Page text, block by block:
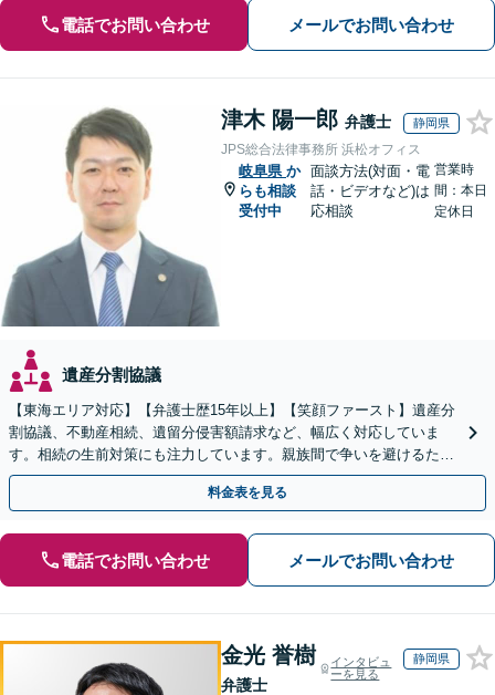
電話でお問い合わせ メールでお問い合わせ
津木 陽一郎 弁護士 静岡県
JPS総合法律事務所 浜松オフィス
岐阜県 か
らも相談
受付中
面談方法(対面・電
話・ビデオなど)は
応相談
営業時
間：本日
定休日
遺産分割協議
【東海エリア対応】【弁護士歴15年以上】【笑顔ファースト】遺産分
割協議、不動産相続、遺留分侵害額請求など、幅広く対応していま
す。相続の生前対策にも注力しています。親族間で争いを避けるため
にも、お早めにご相談ください。【初回面談無料】
料金表を見る
電話でお問い合わせ メールでお問い合わせ
金光 誉樹
弁護士
インタビュ
ーを見る
静岡県